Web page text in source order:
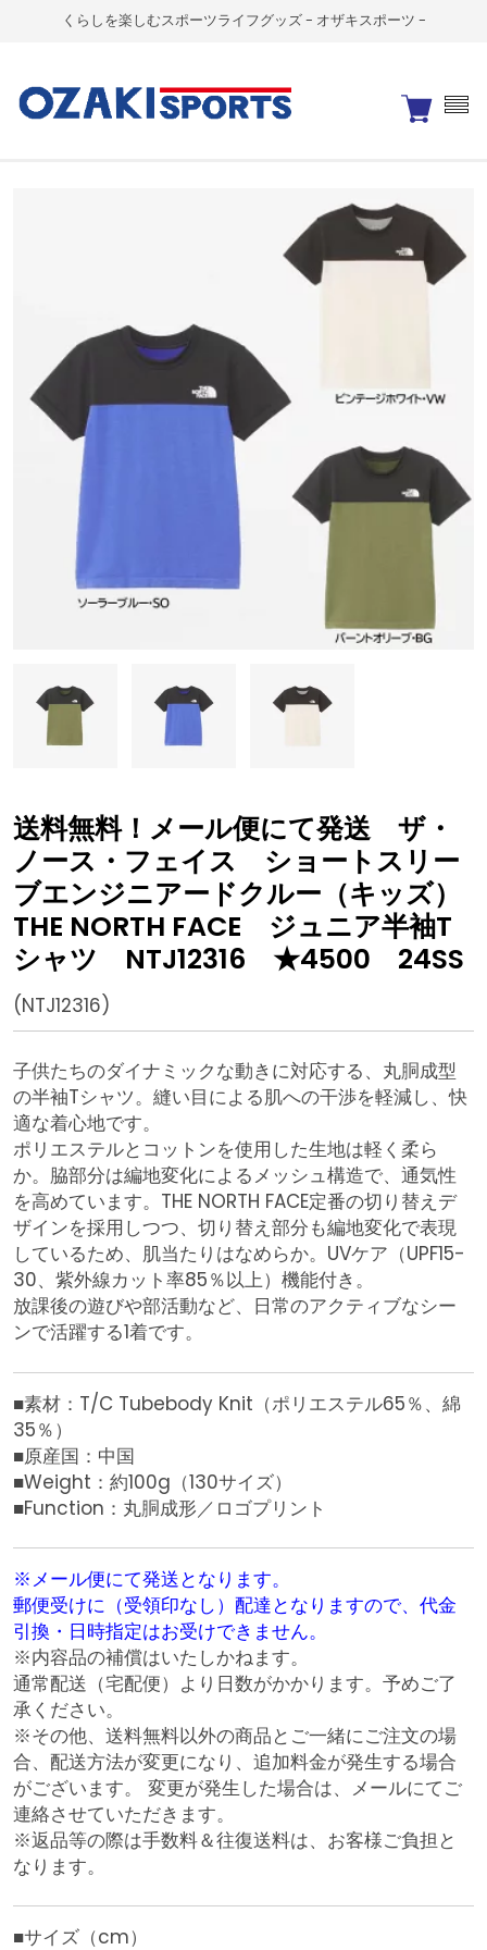
くらしを楽しむスポーツライフグッズ - オザキスポーツ -
送料無料！メール便にて発送 ザ・
ノース・フェイス ショートスリー
ブエンジニアードクルー（キッズ）
THE NORTH FACE ジュニア半袖T
シャツ NTJ12316 ★4500 24SS
(NTJ12316)
子供たちのダイナミックな動きに対応する、丸胴成型
の半袖Tシャツ。縫い目による肌への干渉を軽減し、快
適な着心地です。
ポリエステルとコットンを使用した生地は軽く柔ら
か。脇部分は編地変化によるメッシュ構造で、通気性
を高めています。THE NORTH FACE定番の切り替えデ
ザインを採用しつつ、切り替え部分も編地変化で表現
しているため、肌当たりはなめらか。UVケア（UPF15-
30、紫外線カット率85％以上）機能付き。
放課後の遊びや部活動など、日常のアクティブなシー
ンで活躍する1着です。
■素材：T/C Tubebody Knit（ポリエステル65％、綿
35％）
■原産国：中国
■Weight：約100g（130サイズ）
■Function：丸胴成形／ロゴプリント
※メール便にて発送となります。
郵便受けに（受領印なし）配達となりますので、代金
引換・日時指定はお受けできません。
※内容品の補償はいたしかねます。
通常配送（宅配便）より日数がかかります。予めご了
承ください。
※その他、送料無料以外の商品とご一緒にご注文の場
合、配送方法が変更になり、追加料金が発生する場合
がございます。 変更が発生した場合は、メールにてご
連絡させていただきます。
※返品等の際は手数料＆往復送料は、お客様ご負担と
なります。
■サイズ（cm）